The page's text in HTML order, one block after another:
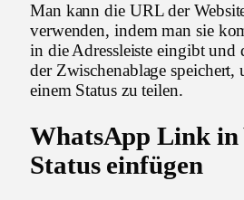
Man kann die URL der
verwenden, indem man sie
in die Adressleiste eingibt
der Zwischenablage speichert,
einem Status zu teilen.
WhatsApp Link in
Status einfügen